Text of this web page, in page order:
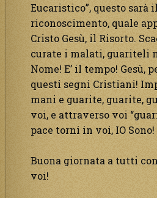
Eucaristico”, questo sarà
riconoscimento, quale
Cristo Gesù, il Risorto.
curate i malati, guariteli
Nome! E’ il tempo! Gesù,
questi segni Cristiani!
mani e guarite, guarite,
voi, e attraverso voi
pace torni in voi, IO Sono!
Buona giornata a tutti
voi!